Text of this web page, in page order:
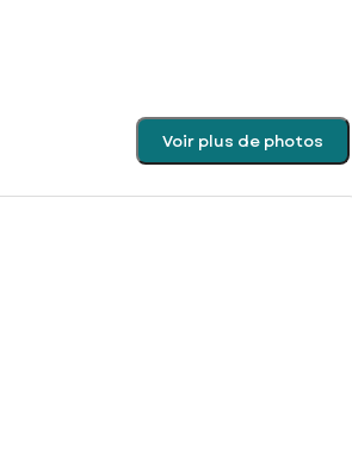
Voir plus de photos